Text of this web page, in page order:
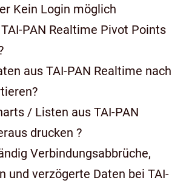
Kein Login möglich
PAN Realtime Pivot Points
aus TAI-PAN Realtime nach
/ Listen aus TAI-PAN
drucken ?
Verbindungsabbrüche,
und verzögerte Daten bei TAI-